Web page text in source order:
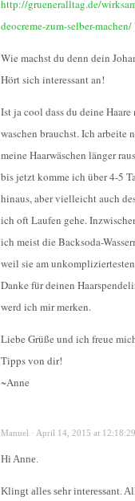
http://grueneralltag.de/
deocreme-zum-selber-machen/
Wie machst du denn dein
Hört sich interessant an!
Ist ja cool dass du deine Haare
waschen brauchst. Ich arbeite
meine Haarwäschen länger
bis jetzt komme ich über 4-5
hinaus, aber vielleicht auch
ich oft Laufen gehe.
ich meist die Backsoda-
weil sie am
Danke für deinen
werd ich mir merken.
Liebe Grüße und ich freue
Tipps von dir!
~Anne
Manuel · April 14, 2015 at
Hi Anne.
Klingt alles sehr interessant.